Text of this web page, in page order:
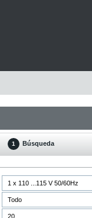
1 Búsqueda